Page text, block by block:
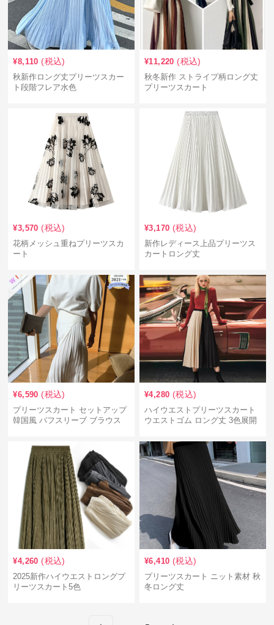
¥8,110 (税込)
秋新作ロング丈プリーツスカー
ト段階フレア水色
¥11,220 (税込)
秋冬新作 ストライプ柄ロング丈
プリーツスカート
¥3,570 (税込)
花柄メッシュ重ねプリーツスカ
ート
¥3,170 (税込)
新作レディース上品プリーツス
カートロング丈
¥6,590 (税込)
プリーツスカート セットアップ
韓国風 パフスリーブ ブラウス
¥4,280 (税込)
ハイウエストプリーツスカート
ウエストゴム ロング丈 3色展開
¥4,260 (税込)
2025新作ハイウエストロングプ
リーツスカート5色
¥6,410 (税込)
プリーツスカート ニット素材 秋
冬ロング丈